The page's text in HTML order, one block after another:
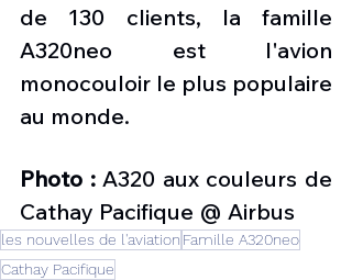
de 130 clients, la famille
A320neo est l'avion
monocouloir le plus populaire
au monde.
Photo : A320 aux couleurs de
Cathay Pacifique @ Airbus
les nouvelles de l'aviation Famille A320neo
Cathay Pacifique